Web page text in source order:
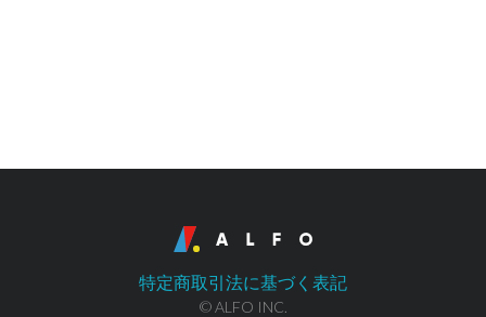
特定商取引法に基づく表記
© ALFO INC.